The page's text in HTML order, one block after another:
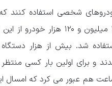
شد. بیش از هزار
و برای اولین بار کسی منتظر